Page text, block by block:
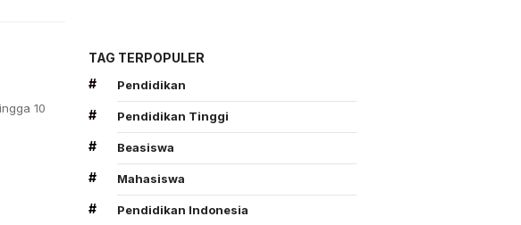
10
TAG TERPOPULER
#
Pendidikan
# Pendidikan Tinggi
# Beasiswa
# Mahasiswa
# Pendidikan Indonesia